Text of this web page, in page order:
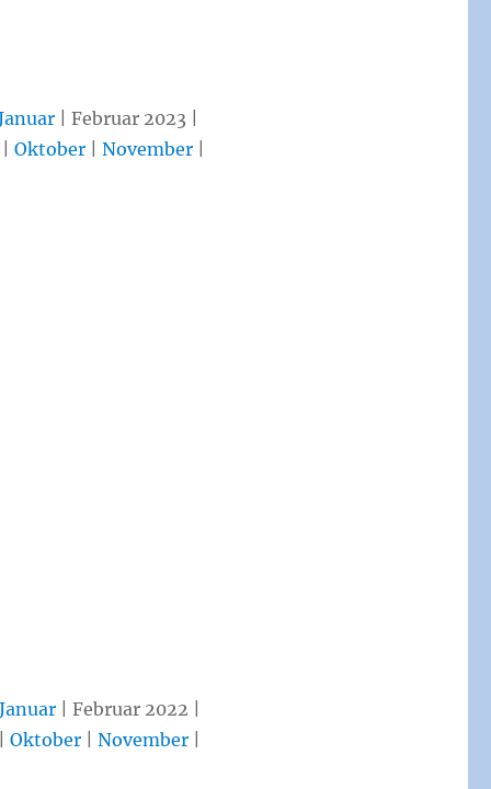
| Februar 2023 |
|Oktober |November
Januar | Februar 2022 |
|Oktober |November